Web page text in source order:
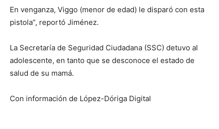
En venganza, Viggo (menor de edad) le disparó con esta
pistola”, reportó Jiménez.
La Secretaría de Seguridad Ciudadana (SSC) detuvo al
adolescente, en tanto que se desconoce el estado de
salud de su mamá.
Con información de López-Dóriga Digital